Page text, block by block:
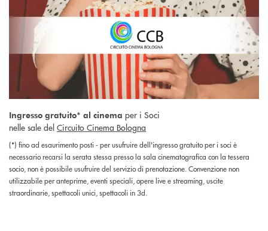
Ingresso gratuito* al cinema per i Soci
nelle sale del Circuito Cinema Bologna
(*) fino ad esaurimento posti - per usufruire dell'ingresso gratuito per i soci è
necessario recarsi la serata stessa presso la sala cinematografica con la tessera
socio, non è possibile usufruire del servizio di prenotazione. Convenzione non
utilizzabile per anteprime, eventi speciali, opere live e streaming, uscite
straordinarie, spettacoli unici, spettacoli in 3d.